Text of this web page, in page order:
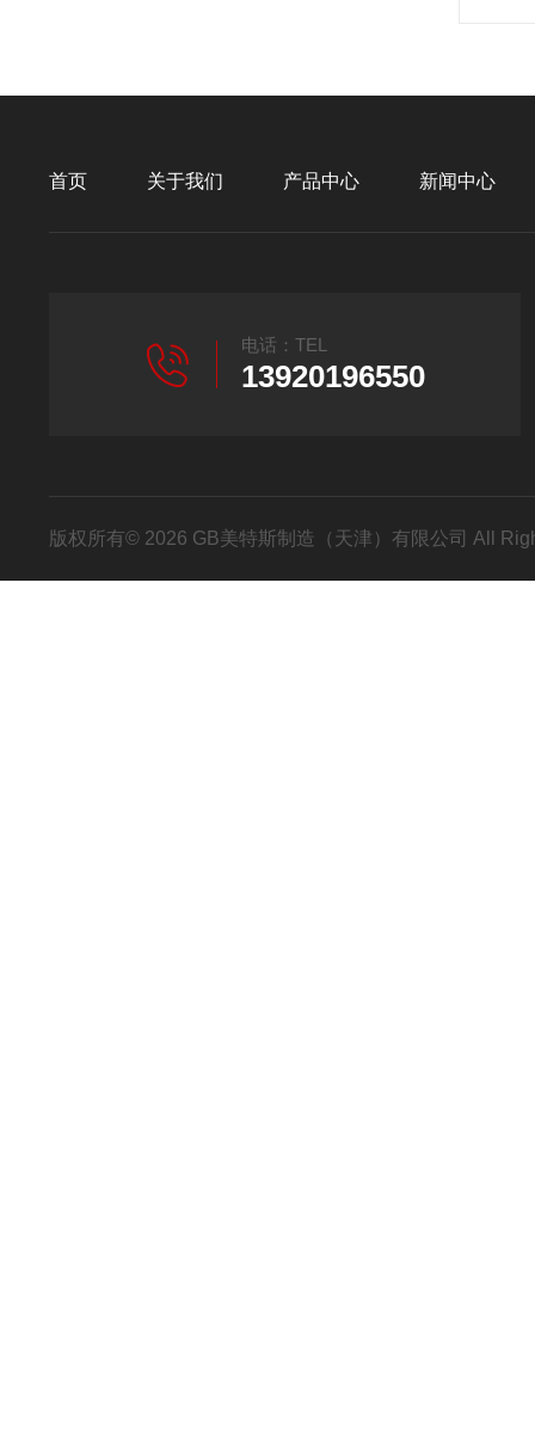
首页 关于我们 产品中心 新闻中心
电话：TEL
13920196550
版权所有© 2026 GB美特斯制造（天津）有限公司 All